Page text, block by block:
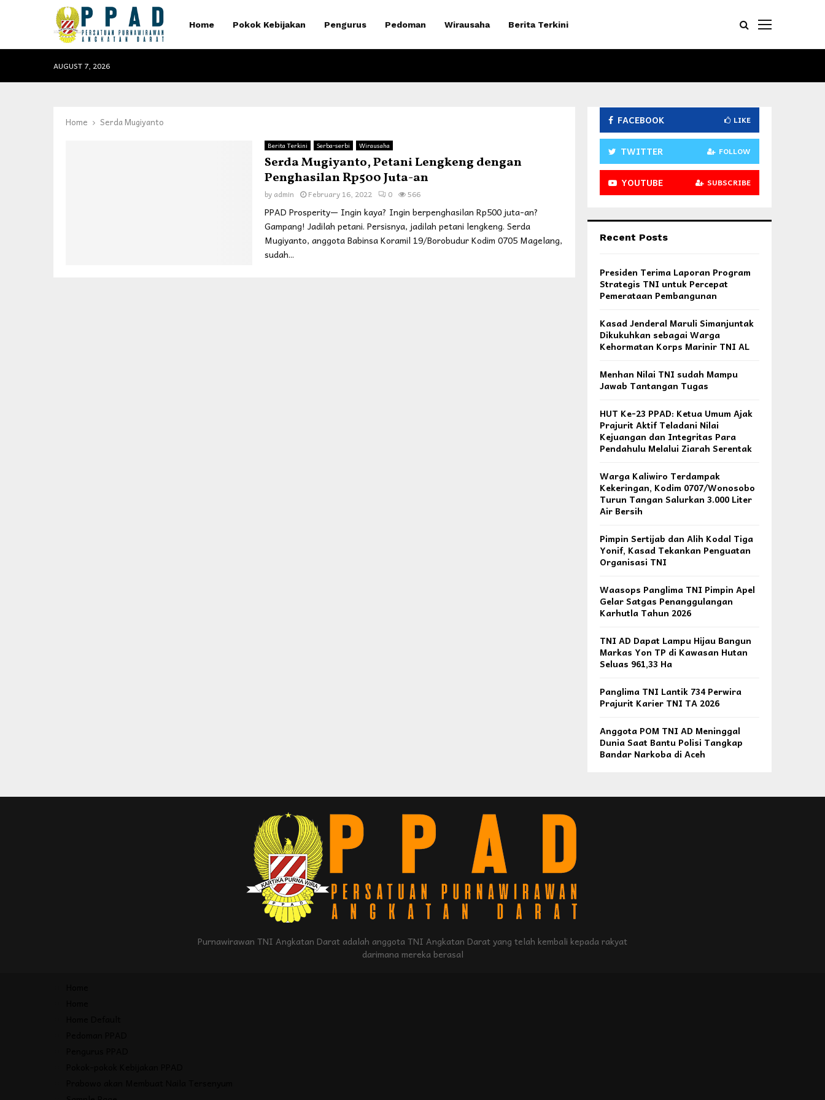
Home Pokok Kebijakan Pengurus Pedoman Wirausaha Berita Terkini
AUGUST 7, 2026
Home Serda Mugiyanto
Berita Terkini Serba-serbi Wirausaha
Serda Mugiyanto, Petani Lengkeng dengan
Penghasilan Rp500 Juta-an
by admin February 16, 2022 0 566
PPAD Prosperity— Ingin kaya? Ingin berpenghasilan Rp500 juta-an?
Gampang! Jadilah petani. Persisnya, jadilah petani lengkeng. Serda
Mugiyanto, anggota Babinsa Koramil 19/Borobudur Kodim 0705 Magelang,
sudah...
FACEBOOK LIKE
TWITTER FOLLOW
YOUTUBE SUBSCRIBE
Recent Posts
Presiden Terima Laporan Program
Strategis TNI untuk Percepat
Pemerataan Pembangunan
Kasad Jenderal Maruli Simanjuntak
Dikukuhkan sebagai Warga
Kehormatan Korps Marinir TNI AL
Menhan Nilai TNI sudah Mampu
Jawab Tantangan Tugas
HUT Ke-23 PPAD: Ketua Umum Ajak
Prajurit Aktif Teladani Nilai
Kejuangan dan Integritas Para
Pendahulu Melalui Ziarah Serentak
Warga Kaliwiro Terdampak
Kekeringan, Kodim 0707/Wonosobo
Turun Tangan Salurkan 3.000 Liter
Air Bersih
Pimpin Sertijab dan Alih Kodal Tiga
Yonif, Kasad Tekankan Penguatan
Organisasi TNI
Waasops Panglima TNI Pimpin Apel
Gelar Satgas Penanggulangan
Karhutla Tahun 2026
TNI AD Dapat Lampu Hijau Bangun
Markas Yon TP di Kawasan Hutan
Seluas 961,33 Ha
Panglima TNI Lantik 734 Perwira
Prajurit Karier TNI TA 2026
Anggota POM TNI AD Meninggal
Dunia Saat Bantu Polisi Tangkap
Bandar Narkoba di Aceh
Purnawirawan TNI Angkatan Darat adalah anggota TNI Angkatan Darat yang telah kembali kepada rakyat
darimana mereka berasal